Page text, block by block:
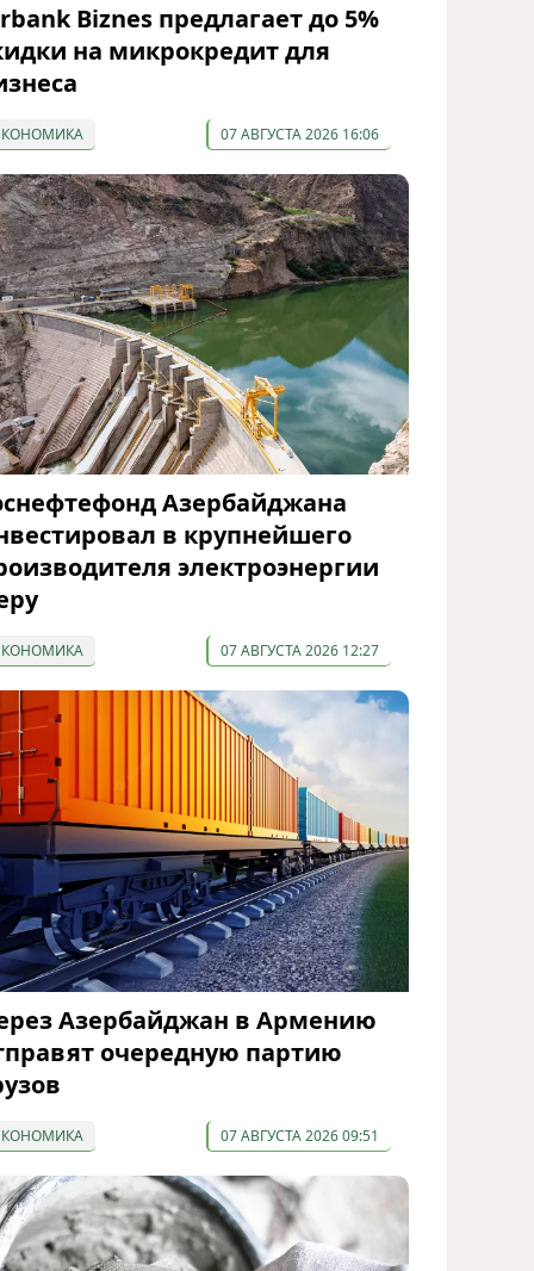
Biznes предлагает до 5%
на микрокредит для
07 АВГУСТА 2026 16:06
Азербайджана
в крупнейшего
электроэнергии
07 АВГУСТА 2026 12:27
Азербайджан в Армению
очередную партию
07 АВГУСТА 2026 09:51